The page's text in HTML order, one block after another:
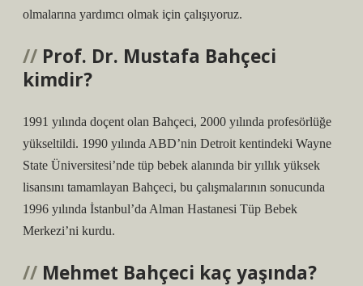
olmalarına yardımcı olmak için çalışıyoruz.
Prof. Dr. Mustafa Bahçeci
kimdir?
1991 yılında doçent olan Bahçeci, 2000 yılında profesörlüğe
yükseltildi. 1990 yılında ABD’nin Detroit kentindeki Wayne
State Üniversitesi’nde tüp bebek alanında bir yıllık yüksek
lisansını tamamlayan Bahçeci, bu çalışmalarının sonucunda
1996 yılında İstanbul’da Alman Hastanesi Tüp Bebek
Merkezi’ni kurdu.
Mehmet Bahçeci kaç yaşında?